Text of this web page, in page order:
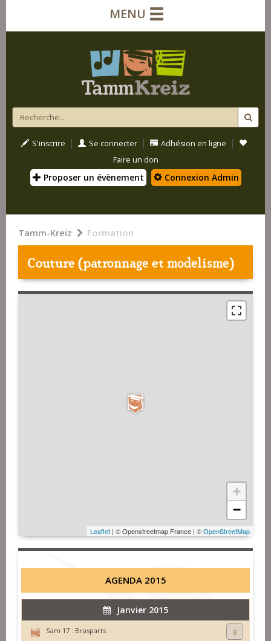
MENU
S'inscrire | Se connecter | Adhésion en ligne |
Faire un don
Proposer un évènement Connexion Admin
Tamm-Kreiz Formation
Couture (patronnage et modelisme)
+
−
Leaflet | © Openstreetmap France | ©OpenStreetMap
AGENDA 2015
Janvier 2015
Sam 17 : Brasparts